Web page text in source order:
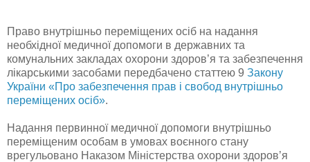
Право внутрішньо переміщених осіб на надання
необхідної медичної допомоги в державних та
комунальних закладах охорони здоров’я та забезпечення
лікарськими засобами передбачено статтею 9 Закону
України «Про забезпечення прав і свобод внутрішньо
переміщених осіб».
Надання первинної медичної допомоги внутрішньо
переміщеним особам в умовах воєнного стану
врегульовано Наказом Міністерства охорони здоров’я